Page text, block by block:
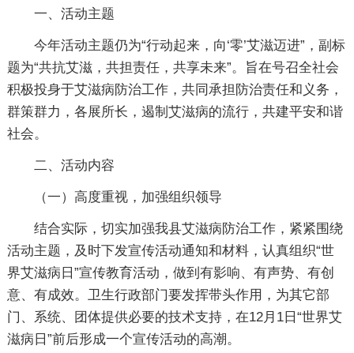
一、活动主题
今年活动主题仍为“行动起来，向‘零’艾滋迈进”，副标
题为“共抗艾滋，共担责任，共享未来”。旨在号召全社会
积极投身于艾滋病防治工作，共同承担防治责任和义务，
群策群力，各展所长，遏制艾滋病的流行，共建平安和谐
社会。
二、活动内容
（一）高度重视，加强组织领导
结合实际，切实加强我县艾滋病防治工作，紧紧围绕
活动主题，及时下发宣传活动通知和材料，认真组织“世
界艾滋病日”宣传教育活动，做到有影响、有声势、有创
意、有成效。卫生行政部门要发挥带头作用，为其它部
门、系统、团体提供必要的技术支持，在12月1日“世界艾
滋病日”前后形成一个宣传活动的高潮。